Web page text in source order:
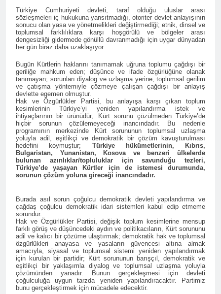
Düzgün KAPLAN; ‘PKK’ nin
feshi en başta Kürt halkının
yararına olacaktır.’
1 Yıl Ago
BASINA VE KAMUOYUNA
Eşitlik ve özgürlük
mücadelesi veren tüm
kadınları selamlıyoruz
kadınlar günü.
1 Yıl Ago
İZMİR’DE HAK.PAR, PSK
ve PWK DEN YEREL İŞ
BİRLİĞİ
1 Yıl Ago
HAK-PAR Hewler temsilcisi
PAR heyetine gösterilen ilgi
için teşekkür ediyoruz.
1 Yıl Ago
HAK-PAR BAŞKANLIK
KURULU; ‘Kürt meselesi
PKK den ibaret değildir.’
1 Yıl Ago
*HAK-PAR Genel başkanı
Düzgün KAPLAN,* *Erbil’de
RUDAW’ın düzenlediği
“Ortadoğu’nun Geleceğinde
katıldı*
1 Yıl Ago
HAK-PAR Genel Başkanı
Ortadoğu’nun politik
merkezine dönüşmektedir”
1 Yıl Ago
İZMİR’İN KONAK
MEYDANINDA ORTAK
BASIN AÇIKLAMASI YAPTI
1 Yıl Ago
Dünya Anadil Günü’nde HAK-
PAR’ın eski genel başkanı
sayın Kemal Burkay’dan
konferans Dünya Anadil
Günü’nü HAK-PAR Ankara il
1 Yıl Ago
HAK-PAR Viyana
Konferansı; Düzgün
Türkiye Cumhuriyeti devleti, taraf olduğu uluslar arası
sözleşmeleri iç hukukuna yansıtmadığı, otoriter devlet anlayışının
sonucu olan yasa ve yönetmelikleri değiştirmediği; etnik, dinsel ve
toplumsal farklılıklara karşı hoşgörülü ve bölgeler arası
dengesizliği gidermede gönüllü davranmadığı için uygar dünyadan
her gün biraz daha uzaklaşıyor.
Bugün Kürtlerin haklarını tanımamak uğruna toplumu çağdışı bir
geriliğe mahkum eden; düşünce ve ifade özgürlüğüne olanak
tanımayan; sorunları diyalog ve uzlaşma yerine, toplumsal gerilim
ve çatışma yöntemiyle çözmeye çalışan çağdışı bir anlayış
devlette egemen olmuştur.
Hak ve Özgürlükler Partisi, bu anlayışa karşı çıkan toplum
kesimlerinin Türkiye’yi yeniden yapılandırma istek ve
ihtiyaçlarının bir ürünüdür; Kürt sorunu çözülmeden Türkiye’de
hiçbir sorunun çözülemeyeceği inancındadır. Bu nedenle
programının merkezinde Kürt sorununun toplumsal uzlaşma
yoluyla adil, eşitlikçi ve demokratik bir çözüm kavuşturulması
hedefini koymuştur; Türkiye hükümetlerinin, Kıbrıs,
Bulgaristan, Yunanistan, Kosova ve benzeri ülkelerde
bulunan azınlıklar/topluluklar için savunduğu tezleri,
Türkiye’de yaşayan Kürtler için de istemesi durumunda,
sorunun çözüm yoluna gireceği inancındadır.
Burada asıl sorun çoğulcu demokratik devleti yapılandırma ve
çağdaş çoğulcu demokratik idari sistemleri kabul edip etmeme
sorundur.
Hak ve Özgürlükler Partisi, değişik toplum kesimlerine mensup
farklı görüş ve düşüncedeki aydın ve politikacıların, Kürt sorununu
adil ve kalıcı bir çözüme ulaştırmak; demokratik hak ve toplumsal
özgürlükleri anayasa ve yasaların güvencesi altına almak
amacıyla, siyasal ve toplumsal sistemi yeniden yapılandırmak
için kurulan bir partidir; Kürt sorununun barışçıl, demokratik ve
eşitlikçi bir yaklaşımla diyalog ve toplumsal uzlaşma yoluyla
çözümünden yanadır. Bunun gerçekleşmesi için devleti
çoğulculuğa uygun tarzda yeniden yapılandıracaktır. Partimiz
bunu gerçekleştirmek için mücadele edecektir.